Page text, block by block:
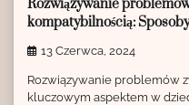
Rozwiązywanie
kompatybilnością:
13 Czerwca, 2024
Rozwiązywanie problemów
kluczowym aspektem w